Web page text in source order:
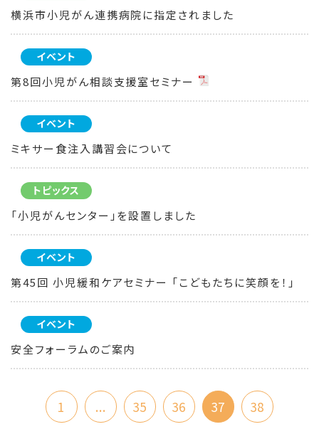
横浜市小児がん連携病院に指定されました
イベント
第8回小児がん相談支援室セミナー
イベント
ミキサー食注入講習会について
トピックス
「小児がんセンター」を設置しました
イベント
第45回 小児緩和ケアセミナー 「こどもたちに笑顔を！」
イベント
安全フォーラムのご案内
1 ... 35 36 37 38